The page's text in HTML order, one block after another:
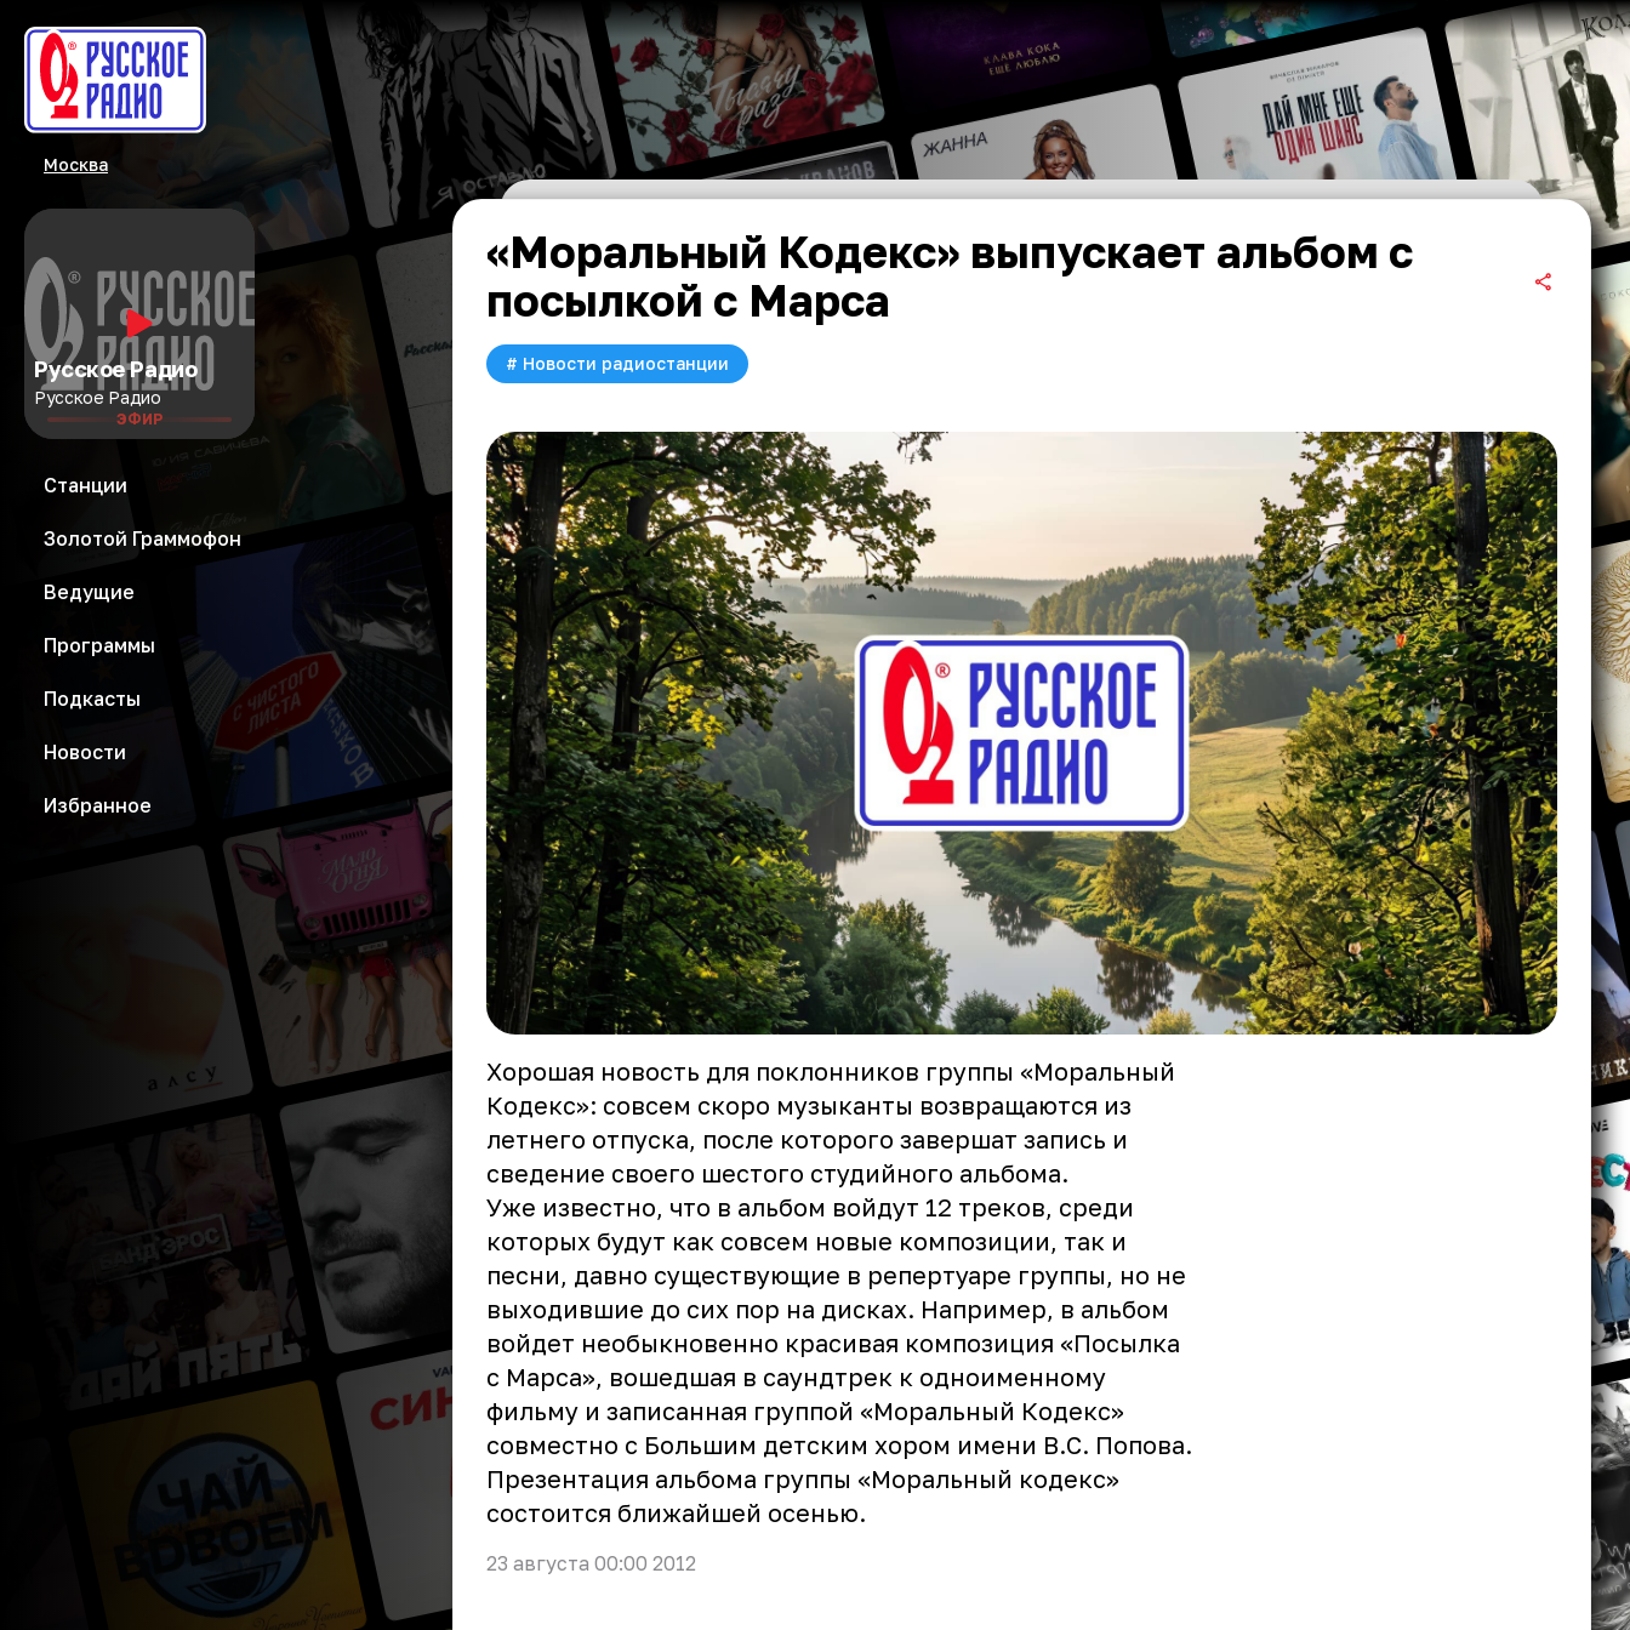
Москва
Русское Радио
Русское Радио
ЭФИР
Станции
Золотой Граммофон
Ведущие
Программы
Подкасты
Новости
Избранное
«Моральный Кодекс» выпускает альбом с
посылкой с Марса
# Новости радиостанции
Хорошая новость для поклонников группы «Моральный
Кодекс»: совсем скоро музыканты возвращаются из
летнего отпуска, после которого завершат запись и
сведение своего шестого студийного альбома.
Уже известно, что в альбом войдут 12 треков, среди
которых будут как совсем новые композиции, так и
песни, давно существующие в репертуаре группы, но не
выходившие до сих пор на дисках. Например, в альбом
войдет необыкновенно красивая композиция «Посылка
с Марса», вошедшая в саундтрек к одноименному
фильму и записанная группой «Моральный Кодекс»
совместно с Большим детским хором имени В.С. Попова.
Презентация альбома группы «Моральный кодекс»
состоится ближайшей осенью.
23 августа 00:00 2012